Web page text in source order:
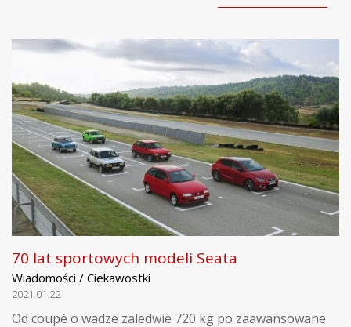
70 lat sportowych modeli Seata
Wiadomości / Ciekawostki
2021.01.22
Od coupé o wadze zaledwie 720 kg po zaawansowane